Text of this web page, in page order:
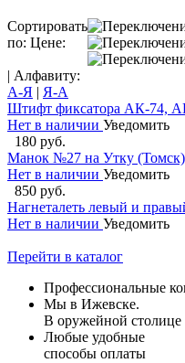
Сортировать
по: Цене:
| Алфавиту:
А-Я | Я-А
Штифт фиксатора АК-74,
Нет в наличии Уведомить
180 руб.
Манок №27 на Утку (Томск)
Нет в наличии Уведомить
850 руб.
Нагнеталеть левый и
Нет в наличии Уведомить
Перейти в каталог
Профессиональные
Мы в Ижевске.
В оружейной
Любые удобные
способы оплаты